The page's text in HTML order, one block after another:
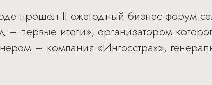
прошел II ежегодный бизнес-форум
– первые итоги», организатором
– компания «Ингосстрах»,